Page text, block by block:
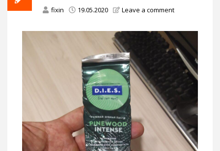
fixin 19.05.2020 Leave a comment